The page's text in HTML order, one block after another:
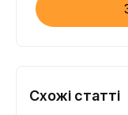
Схожі статті